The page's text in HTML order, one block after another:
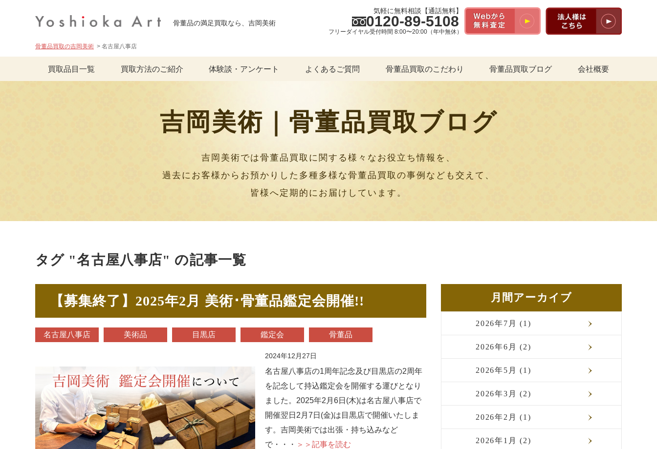
骨董品の満足買取なら、吉岡美術
気軽に無料相談【通話無料】
0120-89-5108
フリーダイヤル受付時間 8:00〜20:00（年中無休）
骨董品買取の吉岡美術 名古屋八事店
買取品目一覧 買取方法のご紹介 体験談・アンケート よくあるご質問 骨董品買取のこだわり 骨董品買取ブログ 会社概要
吉岡美術｜骨董品買取ブログ
吉岡美術では骨董品買取に関する様々なお役立ち情報を、
過去にお客様からお預かりした多種多様な骨董品買取の事例なども交えて、
皆様へ定期的にお届けしています。
タグ "名古屋八事店" の記事一覧
【募集終了】2025年2月 美術･骨董品鑑定会開催!!
名古屋八事店 美術品 目黒店 鑑定会 骨董品
2024年12月27日
名古屋八事店の1周年記念及び目黒店の2周年
を記念して持込鑑定会を開催する運びとなり
ました。2025年2月6日(木)は名古屋八事店で
開催翌日2月7日(金)は目黒店で開催いたしま
す。吉岡美術では出張・持ち込みなど
で・・・ ＞＞記事を読む
月間アーカイブ
2026年7月 (1)
2026年6月 (2)
2026年5月 (1)
2026年3月 (2)
2026年2月 (1)
2026年1月 (2)